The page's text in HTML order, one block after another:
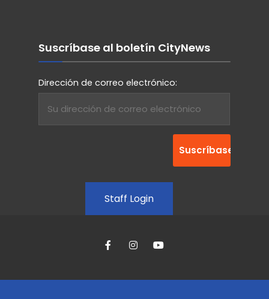
Suscríbase al boletín CityNews
Dirección de correo electrónico:
Staff Login